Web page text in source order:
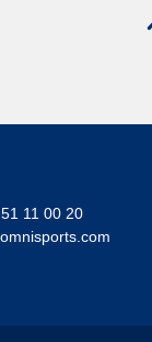
11 00 20